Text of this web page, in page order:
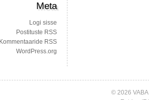
Meta
Logi sisse
Postituste RSS
Kommentaaride RSS
WordPress.org
© 2026